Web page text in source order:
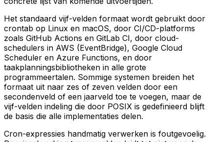
Het standaard vijf-velden formaat wordt gebruikt door
crontab op Linux en macOS, door CI/CD-platforms
zoals GitHub Actions en GitLab CI, door cloud-
schedulers in AWS (EventBridge), Google Cloud
Scheduler en Azure Functions, en door
taakplanningsbibliotheken in alle grote
programmeertalen. Sommige systemen breiden het
formaat uit naar zes of zeven velden door een
secondenveld of een jaarveld toe te voegen, maar de
vijf-velden indeling die door POSIX is gedefinieerd blijft
de basis die alle implementaties delen.
Cron-expressies handmatig verwerken is foutgevoelig.